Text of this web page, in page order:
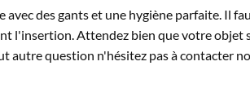
des gants et une hygiène parfaite. Il
l'insertion. Attendez bien que votre objet
question n'hésitez pas à contacter